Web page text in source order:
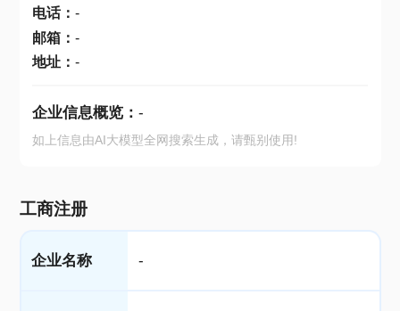
电话： -
邮箱： -
地址： -
企业信息概览： -
如上信息由AI大模型全网搜索生成，请甄别使用!
工商注册
企业名称 -